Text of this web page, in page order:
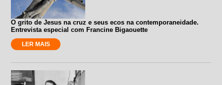
O grito de Jesus na cruz e seus ecos na contemporaneidade.
Entrevista especial com Francine Bigaouette
LER MAIS